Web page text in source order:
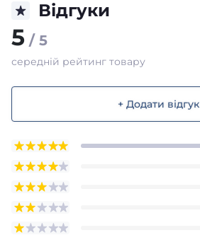
Відгуки
5 / 5
середній рейтинг товару
+ Додати відгук